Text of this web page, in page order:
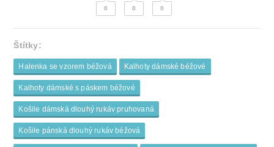
0 0 0
Štítky:
Halenka se vzorem béžová Kalhoty dámské béžové
Kalhoty dámské s páskem béžové
Košile dámská dlouhý rukáv pruhovaná
Košile pánská dlouhý rukáv béžová